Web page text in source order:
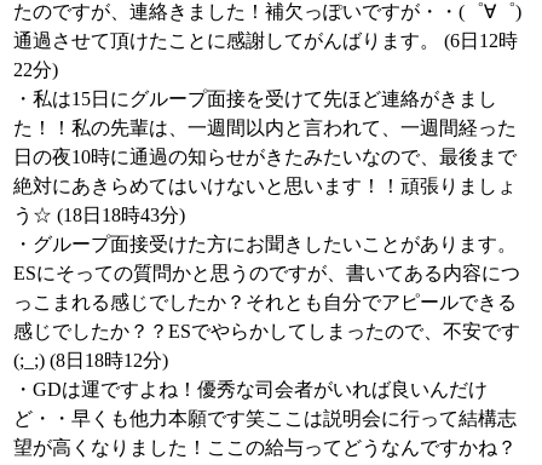
たのですが、連絡きました！補欠っぽいですが・・(゜∀゜)
通過させて頂けたことに感謝してがんばります。 (6日12時
22分)
・私は15日にグループ面接を受けて先ほど連絡がきまし
た！！私の先輩は、一週間以内と言われて、一週間経った
日の夜10時に通過の知らせがきたみたいなので、最後まで
絶対にあきらめてはいけないと思います！！頑張りましょ
う☆ (18日18時43分)
・グループ面接受けた方にお聞きしたいことがあります。
ESにそっての質問かと思うのですが、書いてある内容につ
っこまれる感じでしたか？それとも自分でアピールできる
感じでしたか？？ESでやらかしてしまったので、不安です
(;_;) (8日18時12分)
・GDは運ですよね！優秀な司会者がいれば良いんだけ
ど・・早くも他力本願です笑ここは説明会に行って結構志
望が高くなりました！ここの給与ってどうなんですかね？